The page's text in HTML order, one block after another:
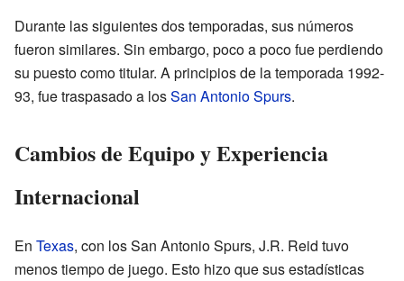
Durante las siguientes dos temporadas, sus números
fueron similares. Sin embargo, poco a poco fue perdiendo
su puesto como titular. A principios de la temporada 1992-
93, fue traspasado a losSan Antonio Spurs.
Cambios de Equipo y Experiencia
Internacional
En Texas, con los San Antonio Spurs, J.R. Reid tuvo
menos tiempo de juego. Esto hizo que sus estadísticas